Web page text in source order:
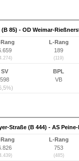
85) - OD Weimar-
Rang
L-Rang
189
(119)
SV
598
BPL
VB
Straße (B 444) - AS
Rang
L-Rang
753
(485)